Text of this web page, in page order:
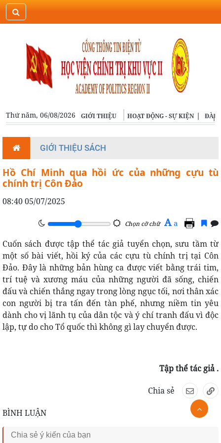
ĐĂNG NHẬP
Thứ năm, 06/08/2026 GIỚI THIỆU HOẠT ĐỘNG - SỰ KIỆN ĐÀO
GIỚI THIỆU SÁCH
Hồ Chí Minh qua hồi ức của những cựu tù
chính trị Côn Đảo
08:40 05/07/2025
Chọn cỡ chữ A a
Cuốn sách được tập thể tác giả tuyển chọn, sưu tầm từ
một số bài viết, hồi ký của các cựu tù chính trị tại Côn
Đảo. Đây là những bản hùng ca được viết bằng trái tim,
trí tuệ và xương máu của những người đã sống, chiến
đấu và chiến thắng ngay trong lòng ngục tối, nơi thân xác
con người bị tra tấn đến tàn phế, nhưng niềm tin yêu
dành cho vị lãnh tụ của dân tộc và ý chí tranh đấu vì độc
lập, tự do cho Tổ quốc thì không gì lay chuyển được.
Tập thể tác giả .
Chia sẻ
BÌNH LUẬN